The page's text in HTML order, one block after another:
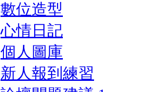
數位造型
心情日記
個人圖庫
新人報到練習